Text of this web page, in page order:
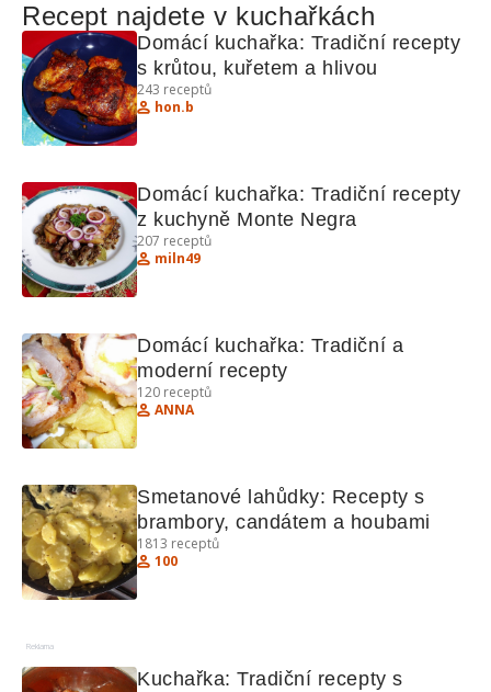
Recept najdete v kuchařkách
Domácí kuchařka: Tradiční recepty
s krůtou, kuřetem a hlivou
243 receptů
hon.b
Domácí kuchařka: Tradiční recepty
z kuchyně Monte Negra
207 receptů
miln49
Domácí kuchařka: Tradiční a
moderní recepty
120 receptů
ANNA
Smetanové lahůdky: Recepty s
brambory, candátem a houbami
1813 receptů
100
Reklama
Kuchařka: Tradiční recepty s